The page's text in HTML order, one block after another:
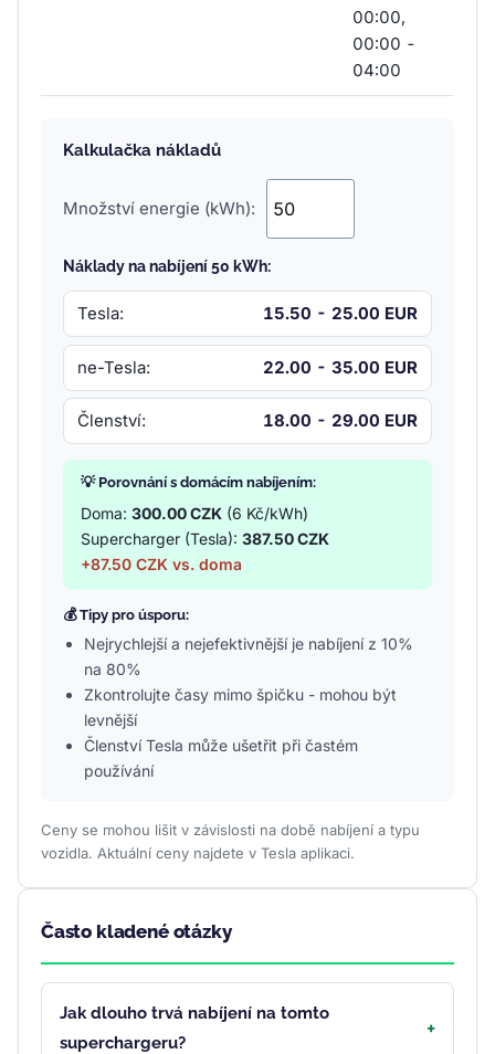
00:00,
00:00 -
04:00
Kalkulačka nákladů
Množství energie (kWh):
Náklady na nabíjení 50 kWh:
Tesla: 15.50 - 25.00 EUR
ne-Tesla: 22.00 - 35.00 EUR
Členství: 18.00 - 29.00 EUR
💡 Porovnání s domácím nabíjením:
Doma: 300.00 CZK (6 Kč/kWh)
Supercharger (Tesla): 387.50 CZK
+87.50 CZK vs. doma
💰 Tipy pro úsporu:
Nejrychlejší a nejefektivnější je nabíjení z 10%
na 80%
Zkontrolujte časy mimo špičku - mohou být
levnější
Členství Tesla může ušetřit při častém
používání
Ceny se mohou lišit v závislosti na době nabíjení a typu
vozidla. Aktuální ceny najdete v Tesla aplikaci.
Často kladené otázky
Jak dlouho trvá nabíjení na tomto
superchargeru?